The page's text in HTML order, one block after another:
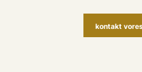
kontakt